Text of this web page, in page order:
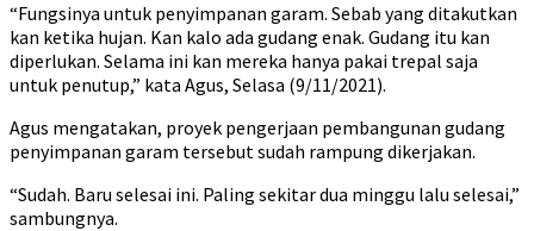
“Fungsinya untuk penyimpanan garam. Sebab yang ditakutkan
kan ketika hujan. Kan kalo ada gudang enak. Gudang itu kan
diperlukan. Selama ini kan mereka hanya pakai trepal saja
untuk penutup,” kata Agus, Selasa (9/11/2021).
Agus mengatakan, proyek pengerjaan pembangunan gudang
penyimpanan garam tersebut sudah rampung dikerjakan.
“Sudah. Baru selesai ini. Paling sekitar dua minggu lalu selesai,”
sambungnya.